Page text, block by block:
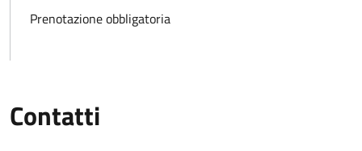
Prenotazione obbligatoria
Contatti